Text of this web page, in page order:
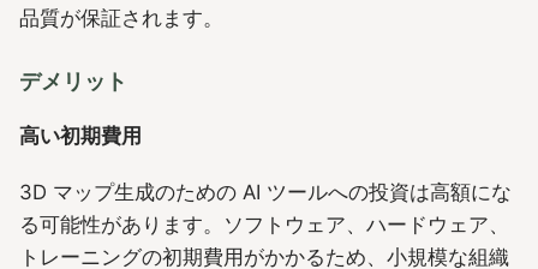
品質が保証されます。
デメリット
高い初期費用
3D マップ生成のための AI ツールへの投資は高額にな
る可能性があります。ソフトウェア、ハードウェア、
トレーニングの初期費用がかかるため、小規模な組織